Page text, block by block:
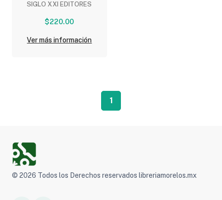
SIGLO XXI EDITORES
$220.00
Ver más información
1
© 2026 Todos los Derechos reservados libreriamorelos.mx